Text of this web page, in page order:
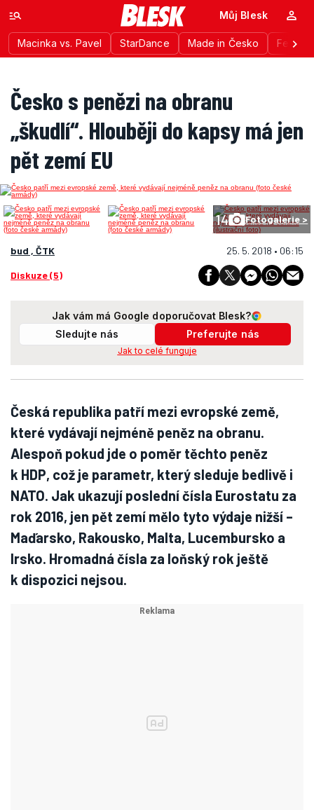
Macinka vs. Pavel StarDance Made in Česko
Můj Blesk
Česko s penězi na obranu
„škudlí“. Hlouběji do kapsy má jen
pět zemí EU
14 Fotogalerie >
bud , ČTK 25. 5. 2018 • 06:15
Diskuze (5)
Jak vám má Google doporučovat Blesk?
Sledujte nás
Preferujte nás
Jak to celé funguje
Česká republika patří mezi evropské země,
které vydávají nejméně peněz na obranu.
Alespoň pokud jde o poměr těchto peněz
k HDP, což je parametr, který sleduje bedlivě i
NATO. Jak ukazují poslední čísla Eurostatu za
rok 2016, jen pět zemí mělo tyto výdaje nižší –
Maďarsko, Rakousko, Malta, Lucembursko a
Irsko. Hromadná čísla za loňský rok ještě
k dispozici nejsou.